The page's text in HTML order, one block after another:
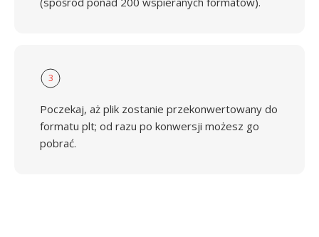
3
Poczekaj, aż plik zostanie przekonwertowany do
formatu plt; od razu po konwersji możesz go
pobrać.